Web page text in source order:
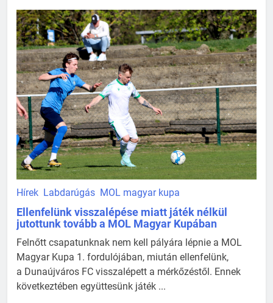
Hírek Labdarúgás MOL magyar kupa
Ellenfelünk visszalépése miatt játék nélkül
jutottunk tovább a MOL Magyar Kupában
Felnőtt csapatunknak nem kell pályára lépnie a MOL
Magyar Kupa 1. fordulójában, miután ellenfelünk,
a Dunaújváros FC visszalépett a mérkőzéstől. Ennek
következtében együttesünk játék ...